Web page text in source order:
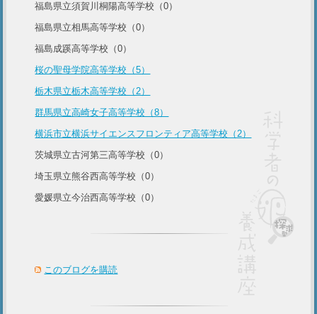
福島県立須賀川桐陽高等学校（0）
福島県立相馬高等学校（0）
福島成蹊高等学校（0）
桜の聖母学院高等学校（5）
栃木県立栃木高等学校（2）
群馬県立高崎女子高等学校（8）
横浜市立横浜サイエンスフロンティア高等学校（2）
茨城県立古河第三高等学校（0）
埼玉県立熊谷西高等学校（0）
愛媛県立今治西高等学校（0）
このブログを購読